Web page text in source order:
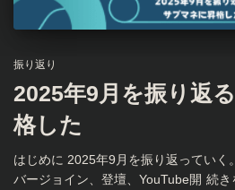
振り返り
2025年9月を振り返
格した
はじめに 2025年9月を振り返っていく
バージョイン、登壇、YouTube開 続き